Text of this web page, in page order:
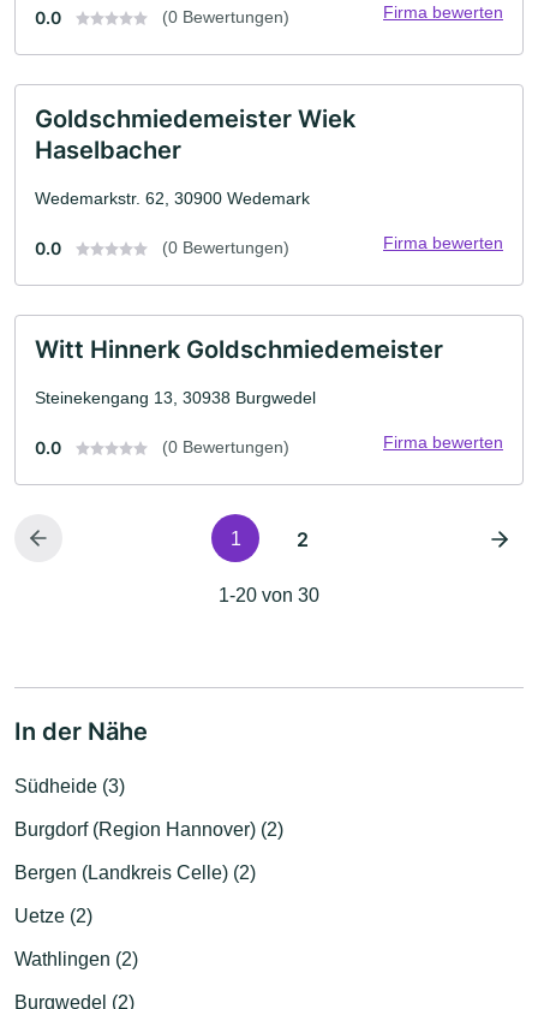
0.0 (0 Bewertungen) Firma bewerten
Goldschmiedemeister Wiek
Haselbacher
Wedemarkstr. 62, 30900 Wedemark
0.0 (0 Bewertungen) Firma bewerten
Witt Hinnerk Goldschmiedemeister
Steinekengang 13, 30938 Burgwedel
0.0 (0 Bewertungen) Firma bewerten
1 2
1-20 von 30
In der Nähe
Südheide (3)
Burgdorf (Region Hannover) (2)
Bergen (Landkreis Celle) (2)
Uetze (2)
Wathlingen (2)
Burgwedel (2)